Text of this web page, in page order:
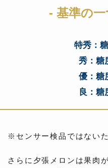
- 基準の
特秀：
秀：糖
優：糖
良：糖
※センサー検品ではない
さらに夕張メロンは果肉